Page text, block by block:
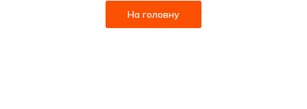
На головну